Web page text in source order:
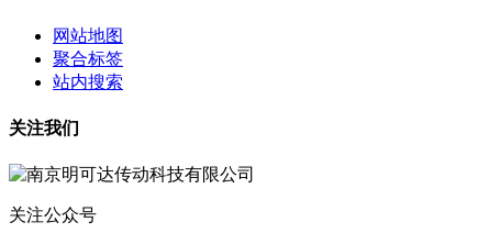
网站地图
聚合标签
站内搜索
关注我们
关注公众号